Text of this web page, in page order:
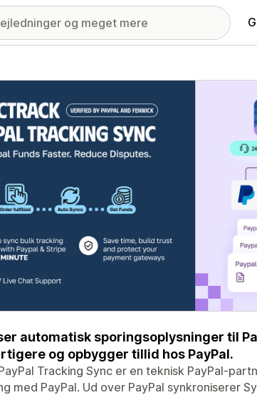
billeder
automatisk sporingsoplysninger til
og opbygger tillid hos PayPal.
Tracking Sync er en teknisk PayPal-
med PayPal. Ud over PayPal synkroniserer